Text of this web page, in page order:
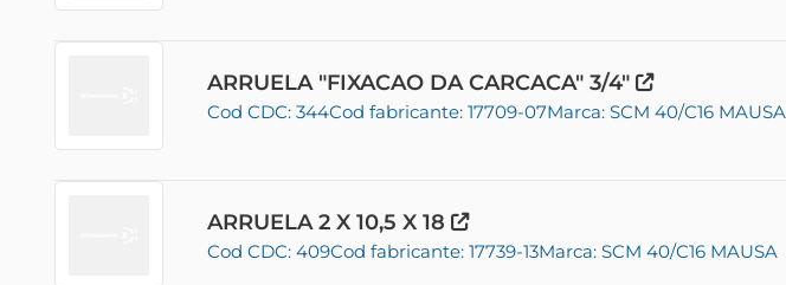
ARRUELA "FIXACAO DA CARCACA" 3/4"
Cod CDC: 344Cod fabricante: 17709-07Marca: SCM 40/C16 MAUSA
ARRUELA 2 X 10,5 X 18
Cod CDC: 409Cod fabricante: 17739-13Marca: SCM 40/C16 MAUSA